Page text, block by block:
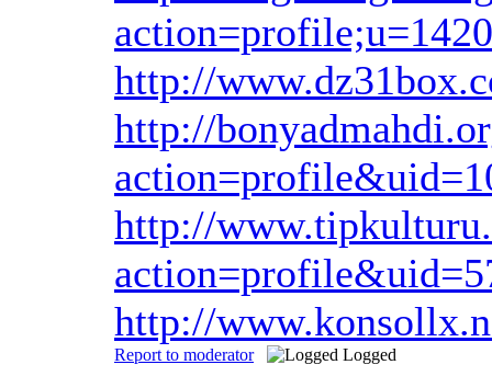
http://
http://
http://
http://
Report to moderator Logged